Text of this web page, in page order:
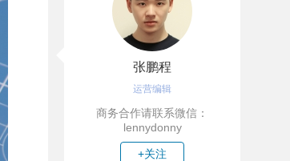
张鹏程
运营编辑
商务合作请联系微信：
lennydonny
+关注